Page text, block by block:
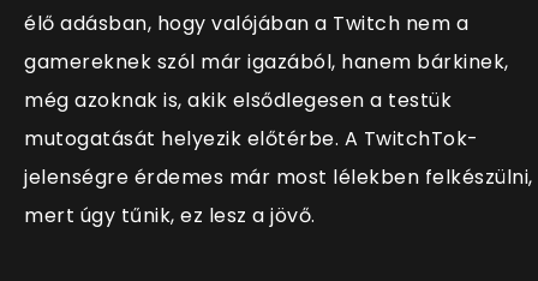
élő adásban, hogy valójában a Twitch nem a
gamereknek szól már igazából, hanem bárkinek,
még azoknak is, akik elsődlegesen a testük
mutogatását helyezik előtérbe. A TwitchTok-
jelenségre érdemes már most lélekben felkészülni,
mert úgy tűnik, ez lesz a jövő.